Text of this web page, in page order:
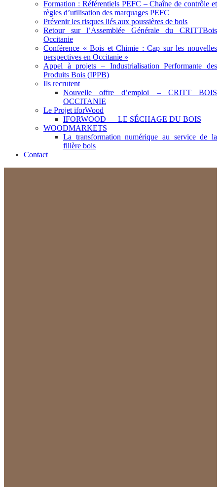
Formation : Référentiels PEFC – Chaîne de contrôle et
règles d’utilisation des marquages PEFC
Prévenir les risques liés aux poussières de bois
Retour sur l’Assemblée Générale du CRITTBois
Occitanie
Conférence « Bois et Chimie : Cap sur les nouvelles
perspectives en Occitanie »
Appel à projets – Industrialisation Performante des
Produits Bois (IPPB)
Ils recrutent
Nouvelle offre d’emploi – CRITT BOIS
OCCITANIE
Le Projet iforWood
IFORWOOD — LE SÉCHAGE DU BOIS
WOODMARKETS
La transformation numérique au service de la
filière bois
Contact